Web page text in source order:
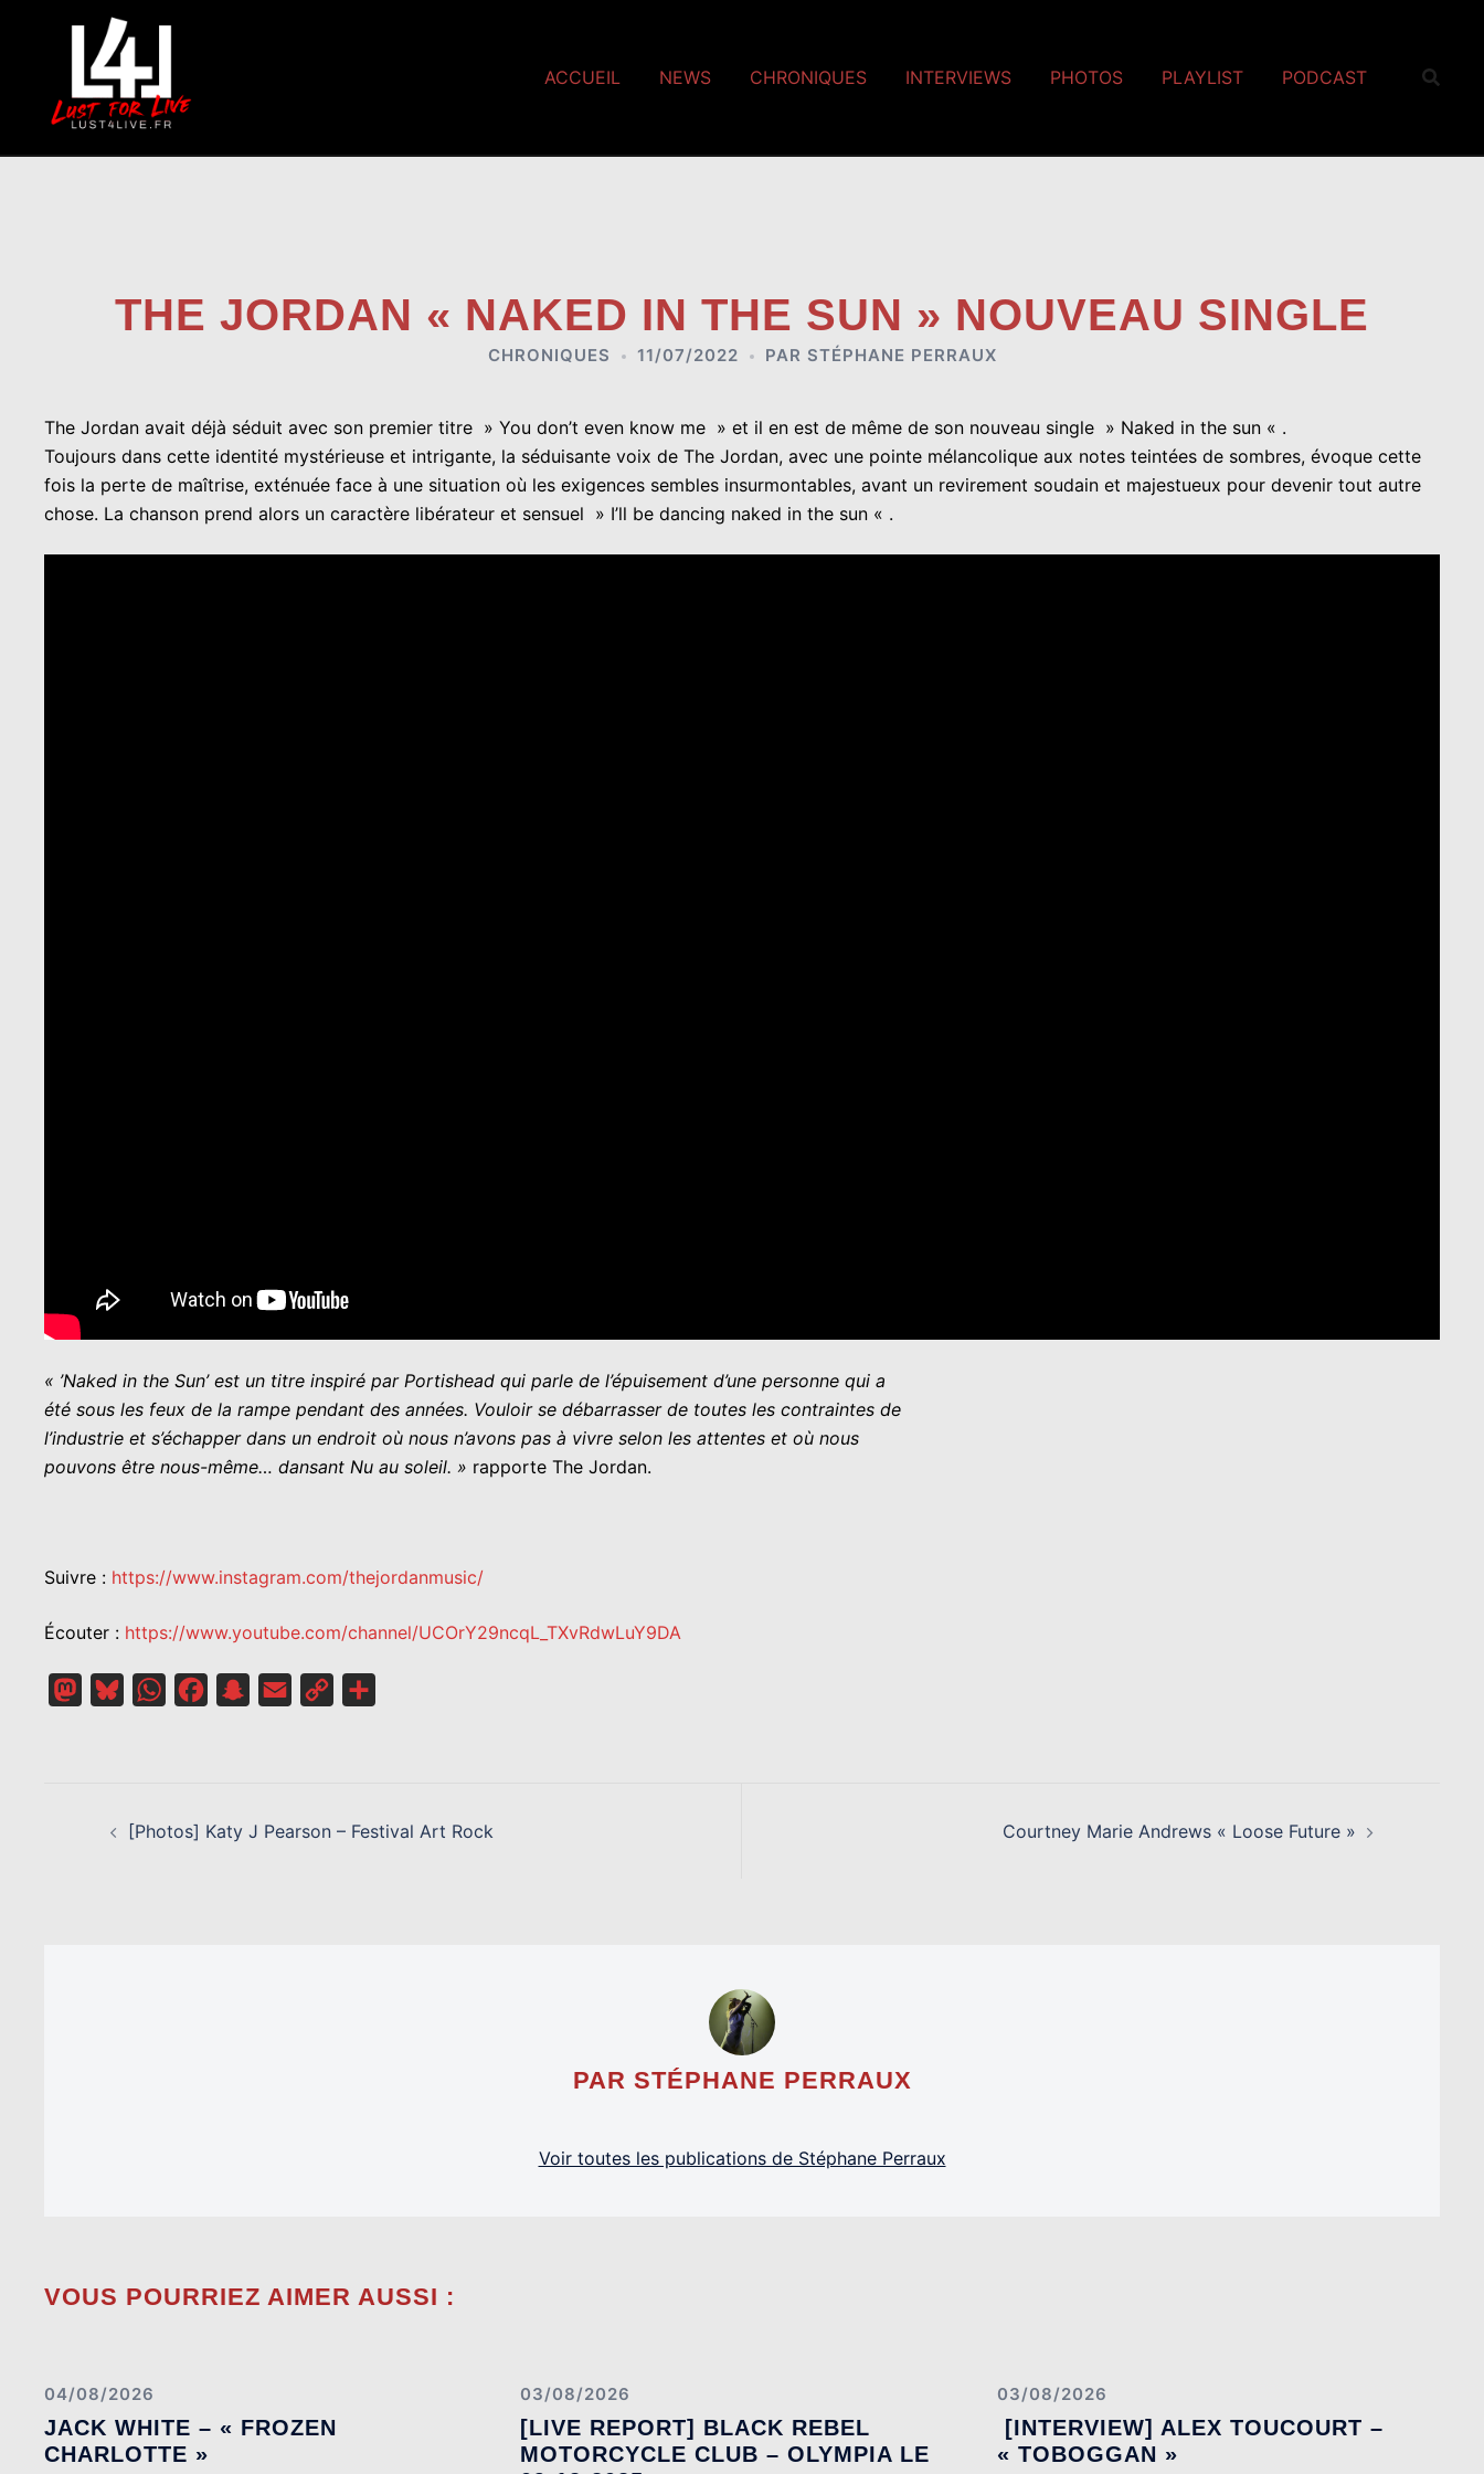
ACCUEIL NEWS CHRONIQUES INTERVIEWS PHOTOS PLAYLIST PODCAST
THE JORDAN « NAKED IN THE SUN » NOUVEAU SINGLE
CHRONIQUES 11/07/2022 PAR STÉPHANE PERRAUX
The Jordan avait déjà séduit avec son premier titre » You don’t even know me » et il en est de même de son nouveau single » Naked in the sun « .
Toujours dans cette identité mystérieuse et intrigante, la séduisante voix de The Jordan, avec une pointe mélancolique aux notes teintées de sombres, évoque cette
fois la perte de maîtrise, exténuée face à une situation où les exigences sembles insurmontables, avant un revirement soudain et majestueux pour devenir tout autre
chose. La chanson prend alors un caractère libérateur et sensuel » I’ll be dancing naked in the sun « .
« ’Naked in the Sun’ est un titre inspiré par Portishead qui parle de l’épuisement d’une personne qui a
été sous les feux de la rampe pendant des années. Vouloir se débarrasser de toutes les contraintes de
l’industrie et s’échapper dans un endroit où nous n’avons pas à vivre selon les attentes et où nous
pouvons être nous-même… dansant Nu au soleil. » rapporte The Jordan.
Suivre : https://www.instagram.com/thejordanmusic/
Écouter : https://www.youtube.com/channel/UCOrY29ncqL_TXvRdwLuY9DA
MastodonBlueskyWhatsAppFacebookSnapchat
Email
Copy
D’ARTICLE[Photos] Katy J Pearson – Festival Art Rock Courtney Marie Andrews « Loose Future »
PAR STÉPHANE PERRAUX
Voir toutes les publications de Stéphane Perraux
VOUS POURRIEZ AIMER AUSSI :
04/08/2026
JACK WHITE – « FROZEN
CHARLOTTE »
03/08/2026
[LIVE REPORT] BLACK REBEL
MOTORCYCLE CLUB – OLYMPIA LE
03/08/2026
[INTERVIEW] ALEX TOUCOURT –
« TOBOGGAN »